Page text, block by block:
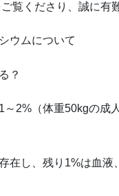
覧くださり、誠に有
ウムについて
？
～2%（体重50kgの成
在し、残り1%は血